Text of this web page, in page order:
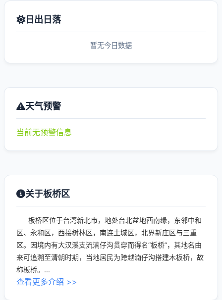
日出日落
暂无今日数据
天气预警
当前无预警信息
关于板桥区
板桥区位于台湾新北市，地处台北盆地西南缘，东邻中和
区、永和区，西接树林区，南连土城区，北界新庄区与三重
区。因境内有大汉溪支流湳仔沟贯穿而得名“板桥”，其地名由
来可追溯至清朝时期，当地居民为跨越湳仔沟搭建木板桥，故
称板桥。...
查看更多介绍 >>